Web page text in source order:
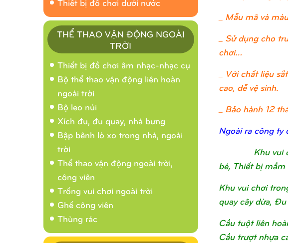
Thiết bị đồ chơi dưới nước
THỂ THAO VẬN ĐỘNG NGOÀI
TRỜI
Thiết bị đồ chơi âm nhạc-nhạc cụ
Bộ thể thao vận động liên hoàn
ngoài trời
Bộ leo núi
Xích đu, đu quay, nhà bưng
Bập bênh lò xo trong nhà, ngoài
trời
Thể thao vận động ngoài trời,
công viên
Trống vui chơi ngoài trời
Ghế công viên
Thùng rác
_ Mẫu mã và
_ Sử dụng cho
chơi…
_ Với chất liệu
cao, dễ vệ sinh.
_ Bảo hành 12
Ngoài ra công ty
Khu vui
bé, Thiết bị
Khu vui chơi
quay cây dừa,
Cầu tuột liên
Cầu trượt nhựa